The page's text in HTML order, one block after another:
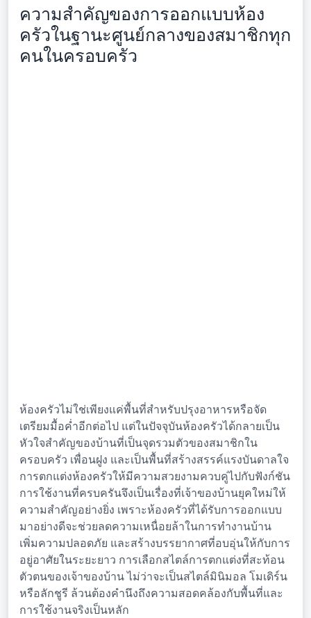
ความสำคัญของการออกแบบห้อง
ครัวในฐานะศูนย์กลางของสมาชิกทุก
คนในครอบครัว
ห้องครัวไม่ใช่เพียงแค่พื้นที่สำหรับปรุงอาหารหรือจัด
เตรียมมื้อค่ำอีกต่อไป แต่ในปัจจุบันห้องครัวได้กลายเป็น
หัวใจสำคัญของบ้านที่เป็นจุดรวมตัวของสมาชิกใน
ครอบครัว เพื่อนฝูง และเป็นพื้นที่สร้างสรรค์แรงบันดาลใจ
การตกแต่งห้องครัวให้มีความสวยงามควบคู่ไปกับฟังก์ชัน
การใช้งานที่ครบครันจึงเป็นเรื่องที่เจ้าของบ้านยุคใหม่ให้
ความสำคัญอย่างยิ่ง เพราะห้องครัวที่ได้รับการออกแบบ
มาอย่างดีจะช่วยลดความเหนื่อยล้าในการทำงานบ้าน
เพิ่มความปลอดภัย และสร้างบรรยากาศที่อบอุ่นให้กับการ
อยู่อาศัยในระยะยาว การเลือกสไตล์การตกแต่งที่สะท้อน
ตัวตนของเจ้าของบ้าน ไม่ว่าจะเป็นสไตล์มินิมอล โมเดิร์น
หรือลักชูรี ล้วนต้องคำนึงถึงความสอดคล้องกับพื้นที่และ
การใช้งานจริงเป็นหลัก